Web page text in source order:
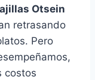
Otsein
retrasando
Pero
costos